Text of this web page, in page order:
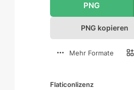
PNG
PNG kopieren
Mehr Formate
Flaticonlizenz